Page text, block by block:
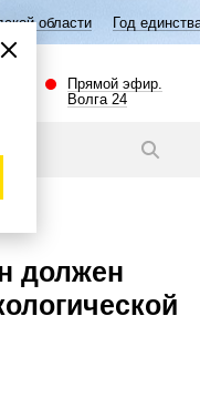
Год единства народов
Прямой эфир.
Волга 24
должен